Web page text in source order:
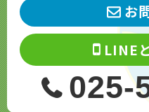
お
LINE
025-